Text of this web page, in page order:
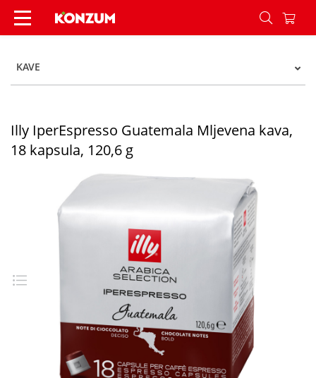
Illy IperEspresso Guatemala Mljevena kava, 18
KAVE
Illy IperEspresso Guatemala Mljevena kava,
18 kapsula, 120,6 g